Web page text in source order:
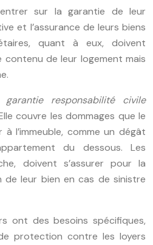
sur la garantie de leur
et l’assurance de leurs biens
quant à eux, doivent
contenu de leur logement mais
garantie responsabilité civile
couvre les dommages que le
l’immeuble, comme un dégât
du dessous. Les
doivent s’assurer pour la
leur bien en cas de sinistre
ont des besoins spécifiques,
protection contre les loyers